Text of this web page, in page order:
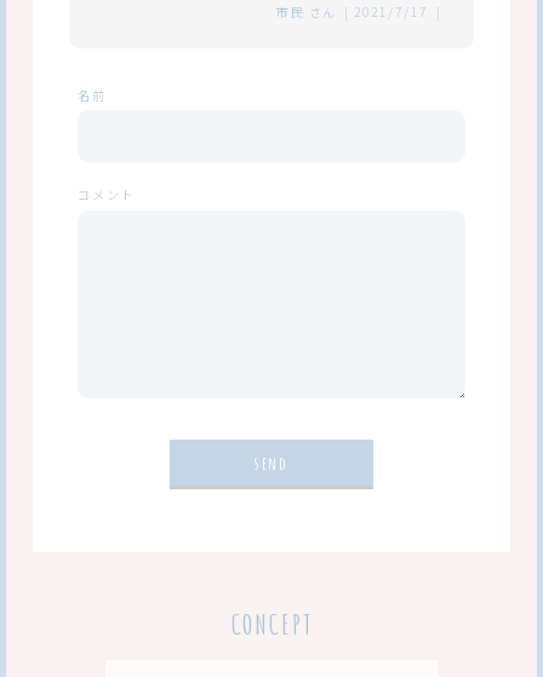
市民 さん [ 2021/7/17 ]
名前
コメント
CONCEPT